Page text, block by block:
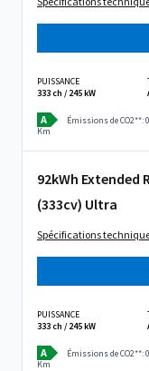
PUISSANCE
333 ch / 245 kW
A Émissions de CO2**:
Km
92kWh Extended
(333cv) Ultra
Spécifications
PUISSANCE
333 ch / 245 kW
A Émissions de CO2**:
Km